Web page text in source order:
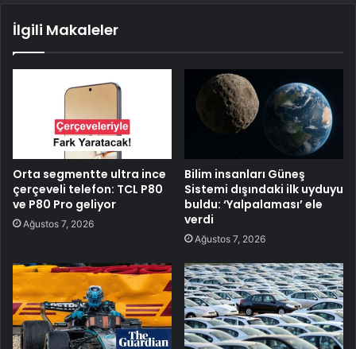
İlgili Makaleler
Orta segmentte ultra ince
çerçeveli telefon: TCL P80
ve P80 Pro geliyor
Ağustos 7, 2026
Bilim insanları Güneş
Sistemi dışındaki ilk uyduyu
buldu: ‘Yalpalaması’ ele
verdi
Ağustos 7, 2026